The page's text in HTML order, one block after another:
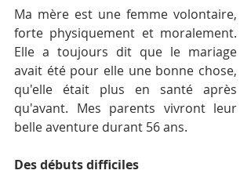
Ma mère est une femme volontaire,
forte physiquement et moralement.
Elle a toujours dit que le mariage
avait été pour elle une bonne chose,
qu'elle était plus en santé après
qu'avant. Mes parents vivront leur
belle aventure durant 56 ans.
Des débuts difficiles